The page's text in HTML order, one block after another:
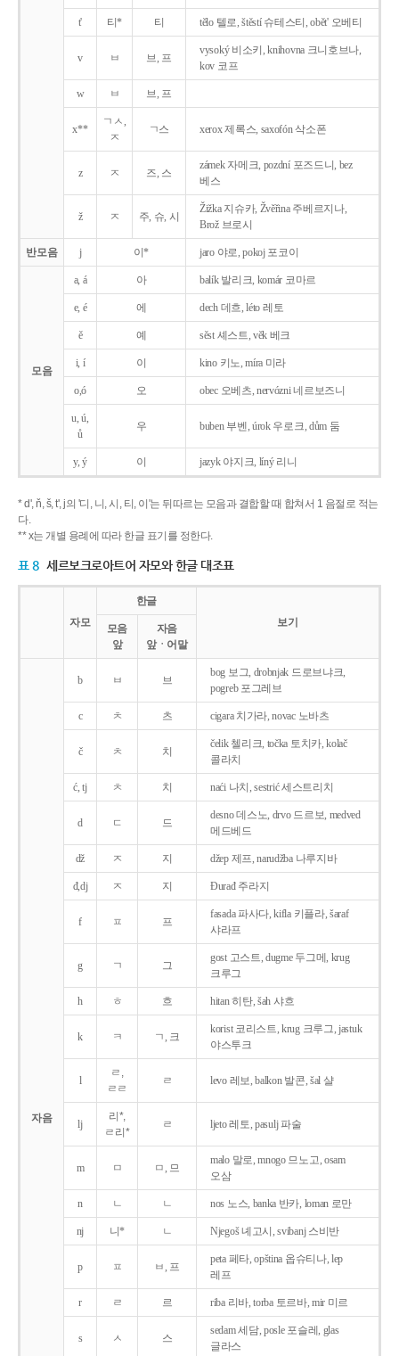
t' 티* 티 tělo 텔로, štěstí 슈테스티, obět' 오베티
v ㅂ 브, 프
vysoký 비소키, knihovna 크니호브나,
kov 코프
w ㅂ 브, 프
x**
ㄱㅅ,
ㅈ
ㄱ스 xerox 제록스, saxofón 삭소폰
z ㅈ 즈, 스
zámek 자메크, pozdní 포즈드니, bez
베스
ž ㅈ 주, 슈, 시
Žižka 지슈카, Žvěřina 주베르지나,
Brož 브로시
반모음 j 이* jaro 야로, pokoj 포코이
모음
a, á 아 balík 발리크, komár 코마르
e, é 에 dech 데흐, léto 레토
ě 예 sěst 셰스트, věk 베크
i, í 이 kino 키노, míra 미라
o,ó 오 obec 오베츠, nervózni 네르보즈니
u, ú,
ů
우 buben 부벤, úrok 우로크, dům 둠
y, ý 이 jazyk야지크, líný 리니
* d', ň, š, t', j의 '디, 니, 시, 티, 이'는 뒤따르는 모음과 결합할 때 합쳐서 1 음절로 적는
다.
** x는 개별 용례에 따라 한글 표기를 정한다.
표 8 세르보크로아트어 자모와 한글 대조표
자모
한글
보기
모음
앞
자음
앞ㆍ어말
자음
b ㅂ 브
bog 보그, drobnjak 드로브냐크,
pogreb 포그레브
c ㅊ 츠 cigara 치가라, novac 노바츠
č ㅊ 치
čelik 첼리크, točka 토치카, kolač
콜라치
ć, tj ㅊ 치 naći 나치, sestrić 세스트리치
d ㄷ 드
desno 데스노, drvo 드르보, medved
메드베드
dž ㅈ 지 džep 제프, narudžba 나루지바
đ,dj ㅈ 지 Ðurađ 주라지
f ㅍ 프
fasada 파사다, kifla 키플라, šaraf
샤라프
g ㄱ 그
gost 고스트, dugme 두그메, krug
크루그
h ㅎ 흐 hitan 히탄, šah 샤흐
k ㅋ ㄱ, 크
korist 코리스트, krug 크루그, jastuk
야스투크
l
ㄹ,
ㄹㄹ
ㄹ levo 레보, balkon 발콘, šal 샬
lj
리*,
ㄹ리*
ㄹ ljeto 레토, pasulj 파술
m ㅁ ㅁ, 므
malo 말로, mnogo 므노고, osam
오삼
n ㄴ ㄴ nos 노스, banka 반카, loman 로만
nj 니* ㄴ Njegoš 녜고시, svibanj 스비반
p ㅍ ㅂ, 프
peta 페타, opština 옵슈티나, lep
레프
r ㄹ 르 riba 리바, torba 토르바, mir 미르
s ㅅ 스
sedam 세담, posle 포슬레, glas
글라스